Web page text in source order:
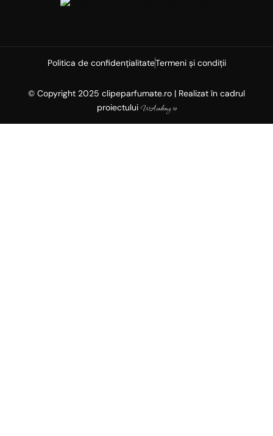
© Copyright 2025 clipeparfumate.ro | Realizat în cadrul
proiectului WAcademy.ro
Politica de confidențialitateTermeni și condiții